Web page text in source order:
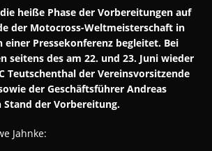
heiße Phase der Vorbereitungen auf
der Motocross-Weltmeisterschaft in
einer Pressekonferenz begleitet. Bei
seitens des am 22. und 23. Juni wieder
Teutschenthal der Vereinsvorsitzende
der Geschäftsführer Andreas
Stand der Vorbereitung.
Jahnke: